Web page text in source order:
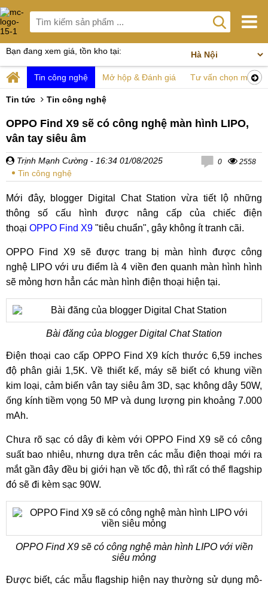
Bạn đang xem giá, tồn kho tại:
Tin công nghệ Mở hộp & Đánh giá Tư vấn chọn mua
Tin tức Tin công nghệ
OPPO Find X9 sẽ có công nghệ màn hình LIPO,
vân tay siêu âm
Trịnh Mạnh Cường - 16:34 01/08/2025
Tin công nghệ
0 2558
Mới đây, blogger Digital Chat Station vừa tiết lộ những
thông số cấu hình được nâng cấp của chiếc điện
thoại OPPO Find X9 "tiêu chuẩn", gây không ít tranh cãi.
OPPO Find X9 sẽ được trang bị màn hình được công
nghệ LIPO với ưu điểm là 4 viền đen quanh màn hình hình
sẽ mỏng hơn hẳn các màn hình điện thoại hiện tại.
Bài đăng của blogger Digital Chat Station
Điện thoại cao cấp OPPO Find X9 kích thước 6,59 inches
độ phân giải 1,5K. Về thiết kế, máy sẽ biết có khung viền
kim loại, cảm biến vân tay siêu âm 3D, sạc không dây 50W,
ống kính tiềm vọng 50 MP và dung lượng pin khoảng 7.000
mAh.
Chưa rõ sạc có dây đi kèm với OPPO Find X9 sẽ có công
suất bao nhiêu, nhưng dựa trên các mẫu điện thoại mới ra
mắt gần đây đều bị giới hạn về tốc độ, thì rất có thể flagship
đó sẽ đi kèm sạc 90W.
OPPO Find X9 sẽ có công nghệ màn hình LIPO với viền
siêu mỏng
Được biết, các mẫu flagship hiện nay thường sử dụng mô-